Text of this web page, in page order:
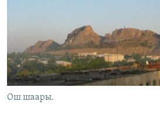
ЫҢГАЙСЫЗ СУРООЛОР
ЭЕ/АРнун бардык сайттары
Ош шаары.